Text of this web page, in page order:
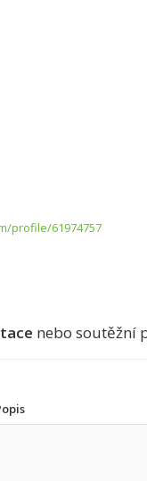
profile/61974757
nebo soutěžní